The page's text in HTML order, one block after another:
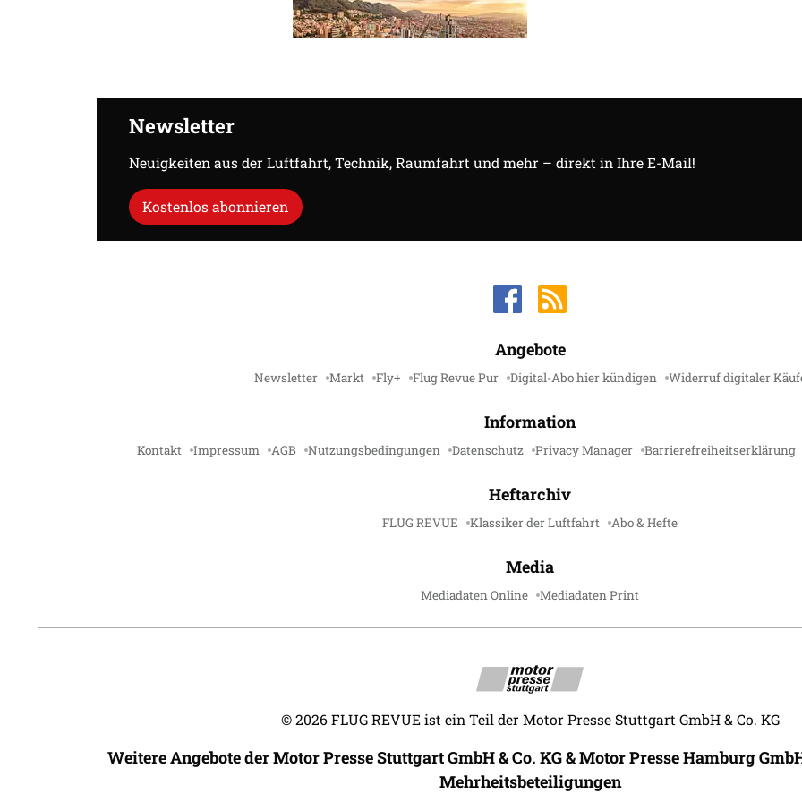
Newsletter
Neuigkeiten aus der Luftfahrt, Technik, Raumfahrt und mehr – direkt in Ihre E-Mail!
Kostenlos abonnieren
Angebote
Newsletter Markt Fly+ Flug Revue Pur Digital-Abo hier kündigen Widerruf digitaler
Information
Kontakt Impressum AGB Nutzungsbedingungen Datenschutz Privacy Manager Barrierefreiheitserklärung
Heftarchiv
FLUG REVUE Klassiker der Luftfahrt Abo & Hefte
Media
Mediadaten Online Mediadaten Print
©2026 FLUG REVUE ist ein Teil der Motor Presse Stuttgart GmbH & Co. KG
Weitere Angebote der Motor Presse Stuttgart GmbH & Co. KG & Motor Presse Hamburg
Mehrheitsbeteiligungen